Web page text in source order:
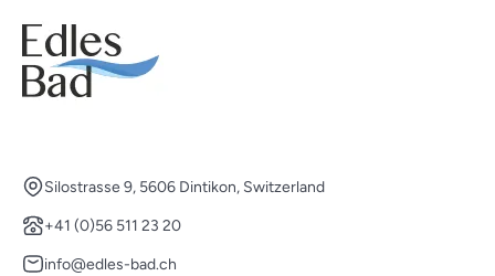
Silostrasse 9, 5606 Dintikon, Switzerland
+41 (0)56 511 23 20
info@edles-bad.ch